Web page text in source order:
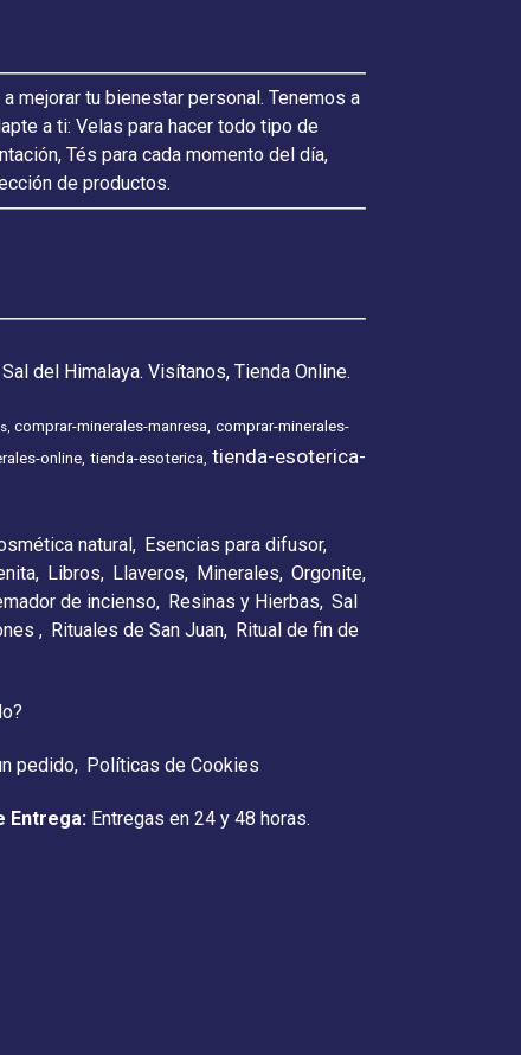
mejorar tu bienestar personal. Tenemos a
a ti: Velas para hacer todo tipo de
Tés para cada momento del día,
de productos.
del Himalaya. Visítanos, Tienda Online.
comprar-minerales-manresa comprar-minerales-
online tienda-esoterica tienda-esoterica-
natural Esencias para difusor
Libros Llaveros Minerales Orgonite
de incienso Resinas y Hierbas Sal
Rituales de San Juan Ritual de fin de
pedido Políticas de Cookies
Entrega: Entregas en 24 y 48 horas.